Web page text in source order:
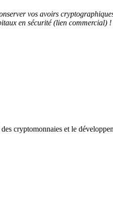
vos avoirs
en sécurité (lien commercial) !
cryptomonnaies et le